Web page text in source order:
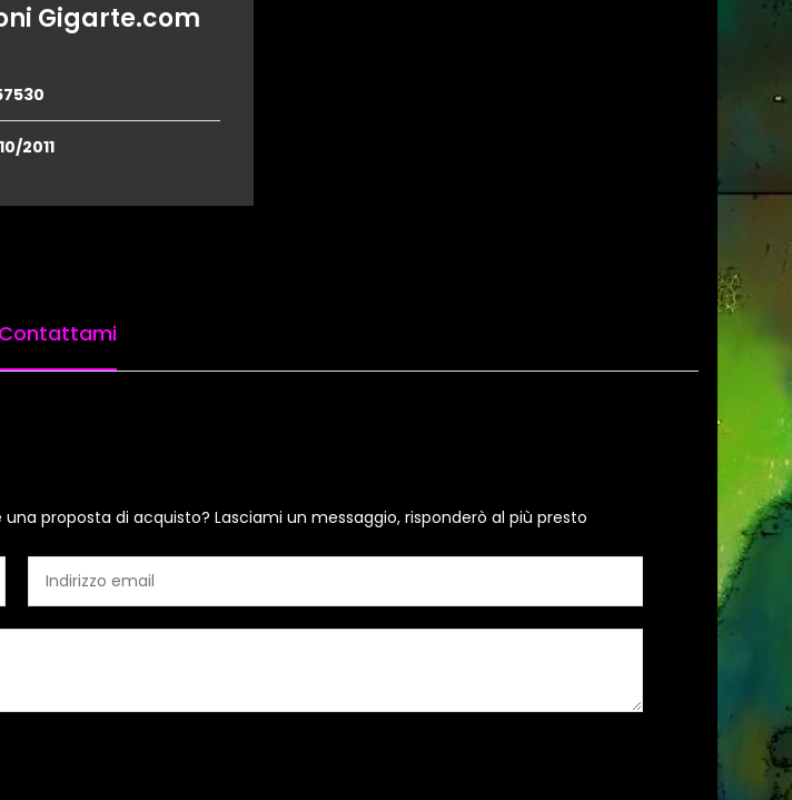
Gigarte.com
2011
Contattami
proposta di acquisto? Lasciami un messaggio, risponderò al più presto